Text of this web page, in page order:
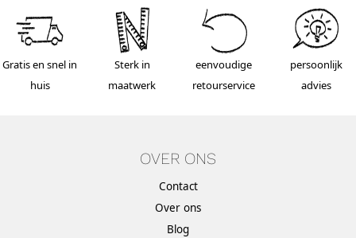
Gratis en snel in
huis
Sterk in
maatwerk
eenvoudige
retourservice
persoonlijk
advies
OVER ONS
Contact
Over ons
Blog